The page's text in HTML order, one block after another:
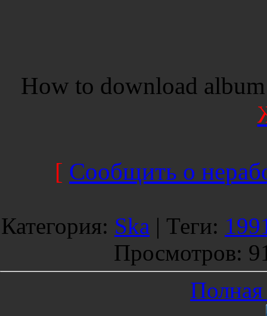
How to download
[ Сообщить о
Категория: Ska | Теги:
Просмотров:
Полная